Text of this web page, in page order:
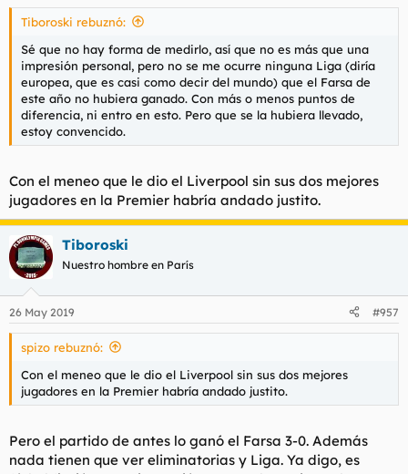
Tiboroski rebuznó:
Sé que no hay forma de medirlo, así que no es más que una
impresión personal, pero no se me ocurre ninguna Liga (diría
europea, que es casi como decir del mundo) que el Farsa de
este año no hubiera ganado. Con más o menos puntos de
diferencia, ni entro en esto. Pero que se la hubiera llevado,
estoy convencido.
Con el meneo que le dio el Liverpool sin sus dos mejores
jugadores en la Premier habría andado justito.
Tiboroski
Nuestro hombre en París
26 May 2019 #957
spizo rebuznó:
Con el meneo que le dio el Liverpool sin sus dos mejores
jugadores en la Premier habría andado justito.
Pero el partido de antes lo ganó el Farsa 3-0. Además
nada tienen que ver eliminatorias y Liga. Ya digo, es